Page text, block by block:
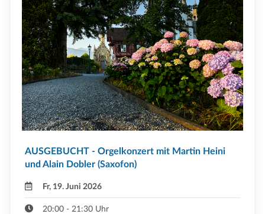
AUSGEBUCHT - Orgelkonzert mit Martin Heini
und Alain Dobler (Saxofon)
Fr, 19. Juni 2026
20:00 - 21:30 Uhr